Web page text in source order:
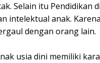
Selain itu Pendidikan
intelektual anak.
dengan orang lain.
usia dini memiliki